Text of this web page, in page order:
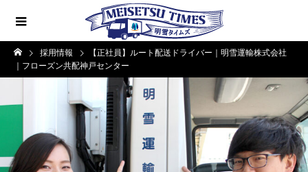
採用情報
【正社員】ルート配送ドライバー｜明雪運輸株式会社
｜フローズン共配神戸センター